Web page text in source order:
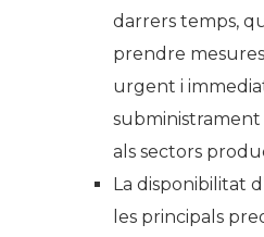
darrers temps,
prendre
urgent i
subministrament
als sectors
La disponibilitat
les principals